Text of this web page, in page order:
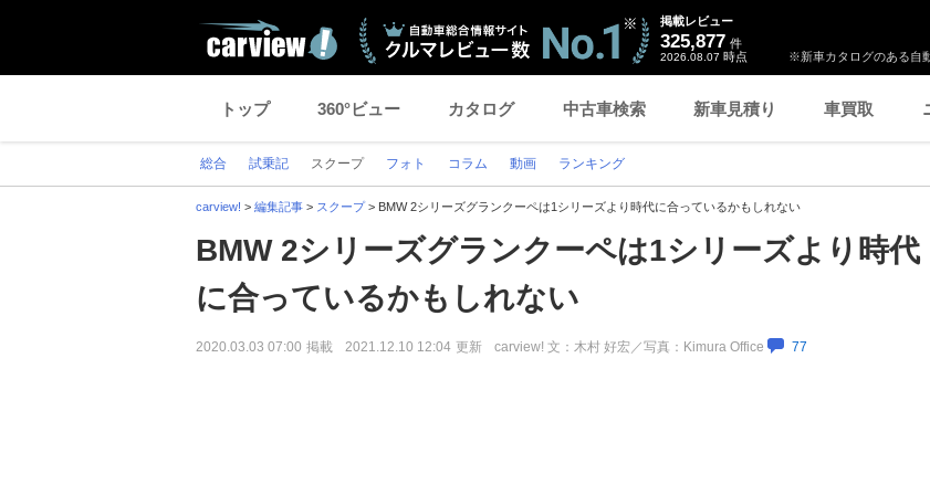
※新車カタログのある自
掲載レビュー
325,877 件
2026.08.07 時点
トップ 360°ビュー カタログ 中古車検索 新車見積り 車買取
総合 試乗記 スクープ フォト コラム 動画 ランキング
carview! > 編集記事 > スクープ > BMW 2シリーズグランクーペは1シリーズより時代に合っているかもしれない
BMW 2シリーズグランクーペは1シリーズより時代
に合っているかもしれない
2020.03.03 07:00 掲載 2021.12.10 12:04 更新 carview! 文：木村 好宏／写真：Kimura Office 77